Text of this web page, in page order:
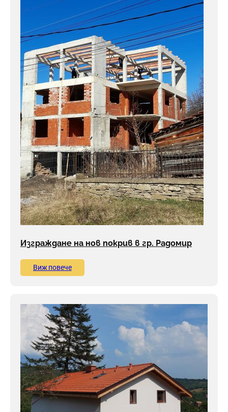
Изграждане на нов покрив в гр. Радомир
Виж повече